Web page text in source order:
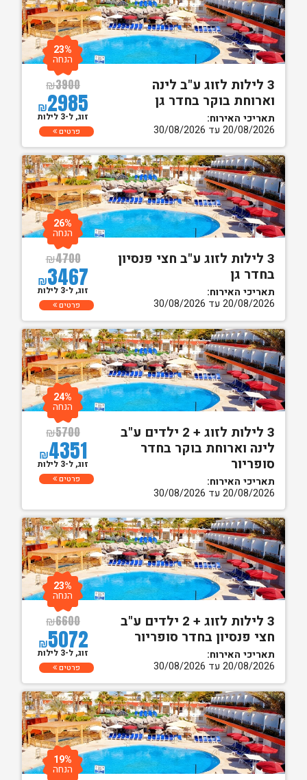
3 לילות לזוג ע"ב לינה
וארוחת בוקר בחדר גן
תאריכי האירוח:
20/08/2026 עד 30/08/2026
₪3900
₪2985
23%
הנחה
זוג, ל-3 לילות
פרטים
3 לילות לזוג ע"ב חצי פנסיון
בחדר גן
תאריכי האירוח:
20/08/2026 עד 30/08/2026
₪4700
₪3467
26%
הנחה
זוג, ל-3 לילות
פרטים
3 לילות לזוג + 2 ילדים ע"ב
לינה וארוחת בוקר בחדר
סופריור
תאריכי האירוח:
20/08/2026 עד 30/08/2026
₪5700
₪4351
24%
הנחה
זוג, ל-3 לילות
פרטים
3 לילות לזוג + 2 ילדים ע"ב
חצי פנסיון בחדר סופריור
תאריכי האירוח:
20/08/2026 עד 30/08/2026
₪6600
₪5072
23%
הנחה
זוג, ל-3 לילות
פרטים
19%
הנחה